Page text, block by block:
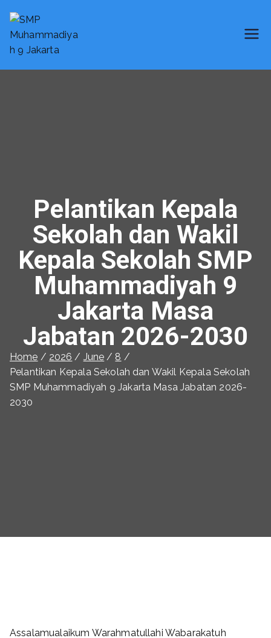
content
SMP Muhammadiyah 9 Jakarta
Pelantikan Kepala
Sekolah dan Wakil
Kepala Sekolah SMP
Muhammadiyah 9
Jakarta Masa
Jabatan 2026-2030
Home 2026 June
8
Pelantikan Kepala Sekolah dan Wakil Kepala Sekolah
SMP Muhammadiyah 9 Jakarta Masa Jabatan 2026-
2030
Assalamualaikum Warahmatullahi Wabarakatuh